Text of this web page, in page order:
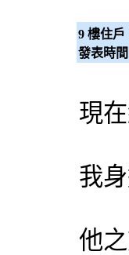
9 樓住戶
發表時間
現
我
他